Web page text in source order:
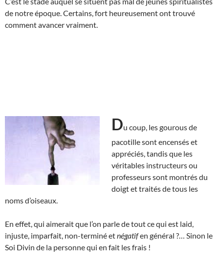
de notre époque. Certains, fort heureusement ont trouvé
comment avancer vraiment.
Du coup, les gourous de
pacotille sont encensés et
appréciés, tandis que les
véritables instructeurs ou
professeurs sont montrés du
doigt et traités de tous les
noms d’oiseaux.
En effet, qui aimerait que l’on parle de tout ce qui est laid,
injuste, imparfait, non-terminé etnégatifen général ?… Sinon le
Soi Divin de la personne qui en fait les frais !